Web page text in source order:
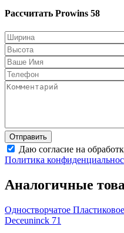
Рассчитать Prowins 58
Даю согласие на
Политика
Аналогичные
Одностворчатое
Deceuninck 71